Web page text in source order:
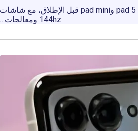
أوبو تكشف تفاصيل pad 5 pro وpad mini قبل الإطلاق، مع شاشات
144hz ومعالجات…